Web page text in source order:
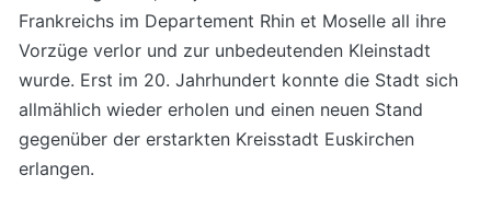
Frankreichs im Departement Rhin et Moselle all ihre
Vorzüge verlor und zur unbedeutenden Kleinstadt
wurde. Erst im 20. Jahrhundert konnte die Stadt sich
allmählich wieder erholen und einen neuen Stand
gegenüber der erstarkten Kreisstadt Euskirchen
erlangen.